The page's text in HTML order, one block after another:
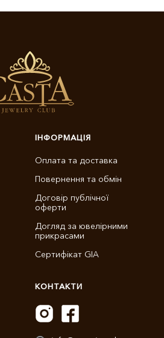
ІНФОРМАЦІЯ
Оплата та доставка
Повернення та обмін
Договір публічної
оферти
Догляд за ювелірними
прикрасами
Сертифікат GIA
КОНТАКТИ